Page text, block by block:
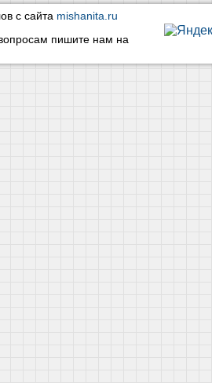
с сайта mishanita.ru
пишите нам на